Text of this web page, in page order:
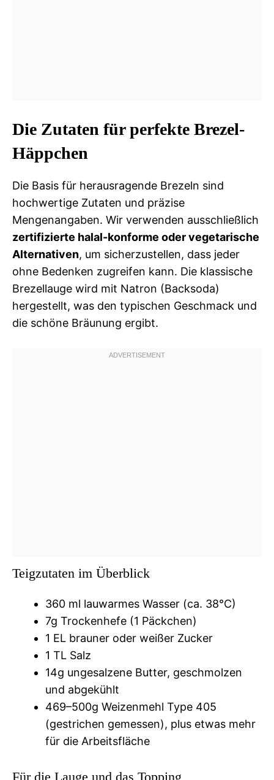
Die Zutaten für perfekte Brezel-
Häppchen
Die Basis für herausragende Brezeln sind
hochwertige Zutaten und präzise
Mengenangaben. Wir verwenden ausschließlich
zertifizierte halal-konforme oder vegetarische
Alternativen, um sicherzustellen, dass jeder
ohne Bedenken zugreifen kann. Die klassische
Brezellauge wird mit Natron (Backsoda)
hergestellt, was den typischen Geschmack und
die schöne Bräunung ergibt.
Teigzutaten im Überblick
360 ml lauwarmes Wasser (ca. 38°C)
7g Trockenhefe (1 Päckchen)
1 EL brauner oder weißer Zucker
1 TL Salz
14g ungesalzene Butter, geschmolzen
und abgekühlt
469–500g Weizenmehl Type 405
(gestrichen gemessen), plus etwas mehr
für die Arbeitsfläche
Für die Lauge und das Topping